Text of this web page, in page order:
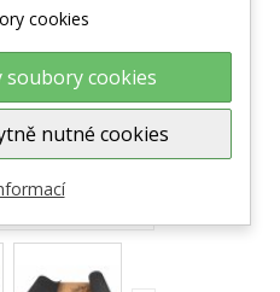
větší
cookies
soubory cookies
nutné cookies